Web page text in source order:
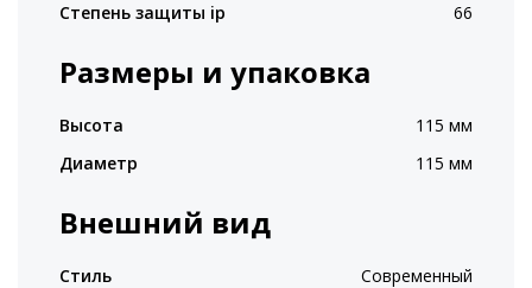
Степень защиты ip
66
Размеры и упаковка
Высота
115 мм
Диаметр
115 мм
Внешний вид
Стиль
Современный